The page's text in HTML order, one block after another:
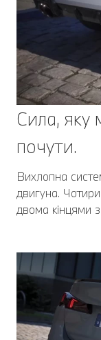
Сила, яку
почути.
Вихлопна
двигуна.
двома кінцями